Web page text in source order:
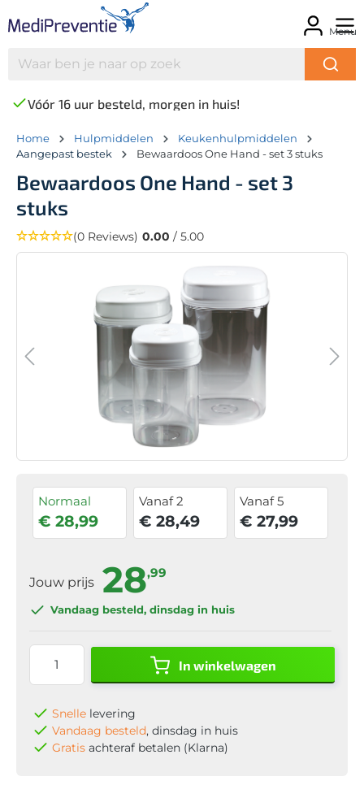
Menu
Vóór 16 uur besteld, morgen in huis!
Home Hulpmiddelen
Keukenhulpmiddelen
Aangepast bestek
Bewaardoos One Hand - set 3 stuks
Bewaardoos One Hand - set 3
stuks
(0 Reviews) 0.00 / 5.00
Normaal
€ 28,99
Vanaf 2
€ 28,49
Vanaf 5
€ 27,99
Jouw prijs 28,99
Vandaag besteld, dinsdag in huis
In winkelwagen
Snelle levering
Vandaag besteld, dinsdag in huis
Gratis achteraf betalen (Klarna)